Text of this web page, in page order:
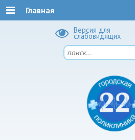
Версия для
слабовидящих
Главная